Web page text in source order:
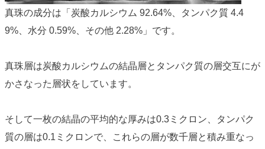
真珠の成分は 「炭酸カルシウム 92.64%、タンパク質 4.4
9%、水分 0.59%、その他 2.28%」 です。
真珠層は炭酸カルシウムの結晶層とタンパク質の層交互にが
かさなった層状をしています。
そして一枚の結晶の平均的な厚みは0.3ミクロン 、タンパク
質の層は0.1ミクロンで、これらの層が数千層と積み重なっ